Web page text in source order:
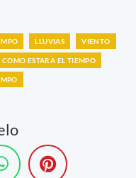
LLUVIAS VIENTO
COMO ESTARA EL TIEMPO